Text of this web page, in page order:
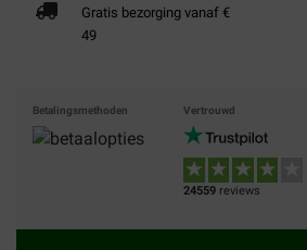
Gratis bezorging vanaf €
49
Betalingsmethoden Vertrouwd
24559 reviews